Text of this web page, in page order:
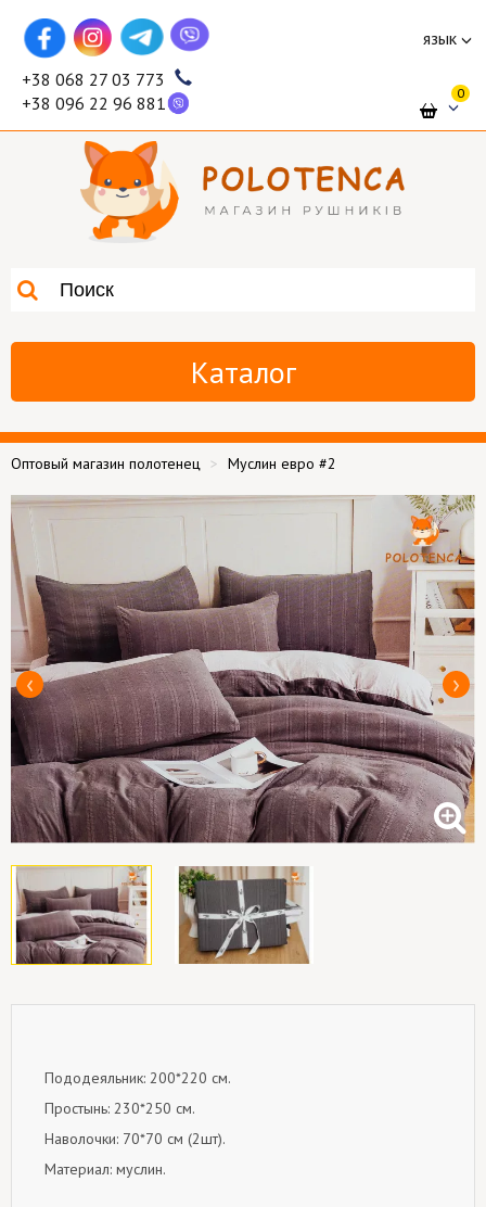
язык
+38 068 27 03 773
+38 096 22 96 881
0
Каталог
Оптовый магазин полотенец Муслин евро #2
Пододеяльник: 200*220 см.
Простынь: 230*250 см.
Наволочки: 70*70 см (2шт).
Материал: муслин.